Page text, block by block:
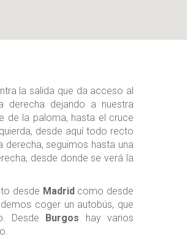
la salida que da acceso al
derecha dejando a nuestra
de la paloma, hasta el cruce
desde aquí todo recto
derecha, seguimos hasta una
desde donde se verá la
desde Madridcomo desde
coger un autobús, que
Desde Burgos hay varios